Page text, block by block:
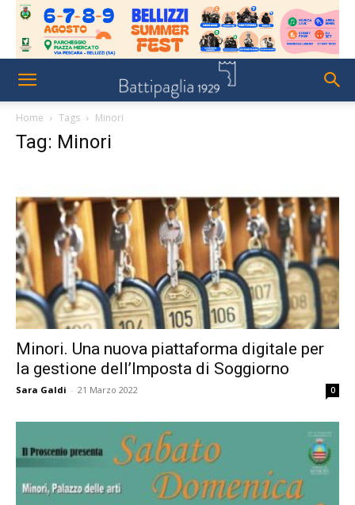
Home Tags Minori
Tag: Minori
Minori. Una nuova piattaforma digitale per
la gestione dell’Imposta di Soggiorno
Sara Galdi - 21 Marzo 2022 0